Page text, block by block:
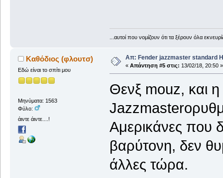
...αυτοί που νομίζουν ότι τα ξέρουν όλα
Καθόδιος (φλουτσ)
Εδώ είναι το σπίτι μου
Μηνύματα: 1563
Φύλο:
άιντε άιντε....!
Απ: Fender jazzmaster standard
« Απάντηση #5 στις: 13/02/18, 20:50 »
Θενξ mouz, και η
Αμερικάνες που
βαρύτονη, δεν
άλλες τώρα.